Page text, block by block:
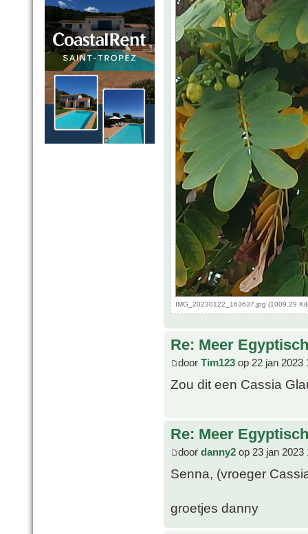
IMG_20230122_163637.jpg (1009.29
Re: Meer
door Tim123 op 22 jan 2023
Zou dit een Cassia
Re: Meer
door danny2 op 23 jan 2023
Senna, (vroeger
groetjes danny